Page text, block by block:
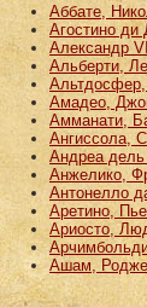
Аббате,
Агостино ди
Александр
Альберти,
Альтдосфер,
Амадео,
Амманати,
Ангиссола,
Андреа дель
Анжелико,
Антонелло
Аретино,
Ариосто,
Ашам,